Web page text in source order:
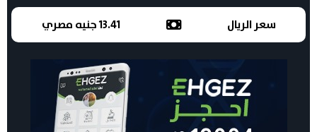
سعر الريال 13.41 جنيه مصري